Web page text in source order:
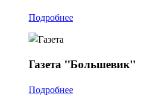
Подробнее
Газета "Большевик"
Подробнее